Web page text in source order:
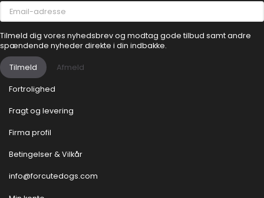
Email-
adresse
Tilmeld dig vores nyhedsbrev og modtag gode tilbud samt andre
spændende nyheder direkte i din indbakke.
Tilmeld Afmeld
Fortrolighed
Fragt og levering
Firma profil
Betingelser & Vilkår
info@forcutedogs.com